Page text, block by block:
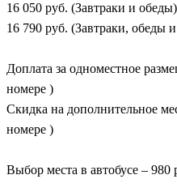
16 050 руб. (Завтраки и обеды)
16 790 руб. (Завтраки, обеды
Доплата за одноместное
номере )
Скидка на дополнительное
номере )
Выбор места в автобусе – 980